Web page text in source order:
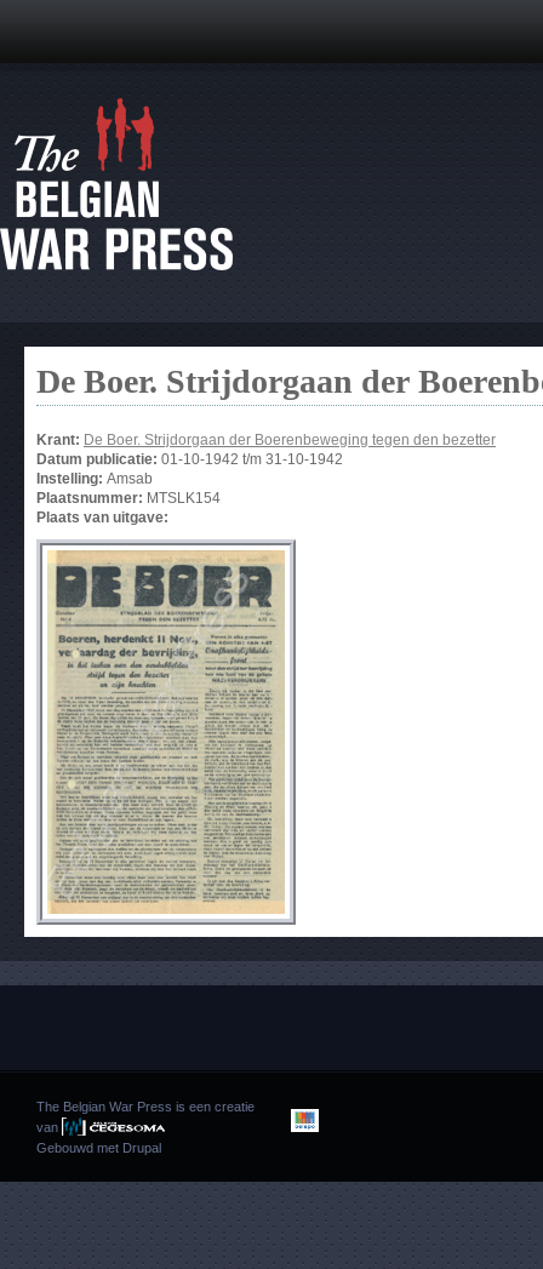
De Boer. Strijdorgaan der
Krant: De Boer. Strijdorgaan der Boerenbeweging tegen den bezetter
Datum publicatie: 01-10-1942 t/m 31-10-1942
Instelling: Amsab
Plaatsnummer: MTSLK154
Plaats van uitgave:
The Belgian War Press is een creatie
van
Gebouwd met Drupal